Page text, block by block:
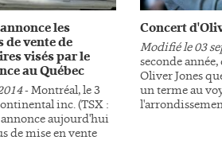
les
vente de
visés par le
au Québec
- Montréal, le 3
inc. (TSX :
annonce aujourd'hui
de mise en vente
Concert
Modifié le 03
seconde
Oliver Jones
un terme au